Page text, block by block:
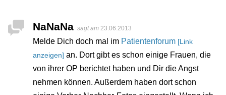
NaNaNa sagt am 23.06.2013
Melde Dich doch mal im Patientenforum [Link
anzeigen] an. Dort gibt es schon einige Frauen, die
von ihrer OP berichtet haben und Dir die Angst
nehmen können. Außerdem haben dort schon